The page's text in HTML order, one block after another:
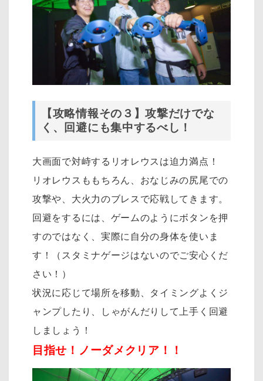
【攻略情報その３】攻撃だけでな
く、回避にも集中するべし！
大画面で対峙するリオレウスは迫力満点！
リオレウスももちろん、おなじみの尻尾での
攻撃や、大火力のブレスで応戦してきます。
回避をするには、ゲームのようにボタンを押
すのではなく、実際に自分の身体を使いま
す！（スタミナゲージはないのでご安心くだ
さい！）
状況に応じて場所を移動、タイミングよくジ
ャンプしたり、しゃがんだりして上手く回避
しましょう！
目指せ！ノーダメクリア！！